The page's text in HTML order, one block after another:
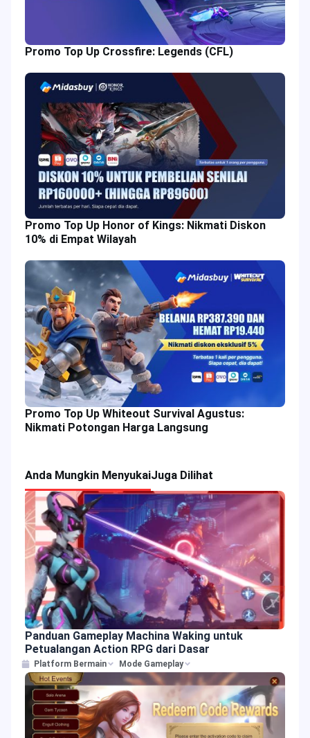
Promo Top Up Crossfire: Legends (CFL)
Promo Top Up Honor of Kings: Nikmati Diskon
10% di Empat Wilayah
Promo Top Up Whiteout Survival Agustus:
Nikmati Potongan Harga Langsung
Anda Mungkin MenyukaiJuga Dilihat
Panduan Gameplay Machina Waking untuk
Petualangan Action RPG dari Dasar
Platform Bermain Mode Gameplay